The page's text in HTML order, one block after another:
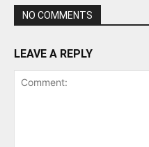
NO COMMENTS
LEAVE A REPLY